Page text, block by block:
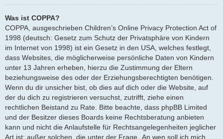
Was ist COPPA?
COPPA, ausgeschrieben Children’s Online Privacy Protection Act of
1998 (deutsch: Gesetz zum Schutz der Privatsphäre von Kindern
im Internet von 1998) ist ein Gesetz in den USA, welches festlegt,
dass Websites, die möglicherweise persönliche Daten von Kindern
unter 13 Jahren erheben, hierzu die Zustimmung der Eltern
beziehungsweise des oder der Erziehungsberechtigten benötigen.
Wenn du dir unsicher bist, ob dies auf dich oder die Website, auf
der du dich zu registrieren versuchst, zutrifft, ziehe einen
rechtlichen Beistand zu Rate. Bitte beachte, dass phpBB Limited
und der Besitzer dieses Boards keine Rechtsberatung anbieten
kann und nicht die Anlaufstelle für Rechtsangelegenheiten jeglicher
Art ist; außer solchen, die unter der Frage „An wen soll ich mich